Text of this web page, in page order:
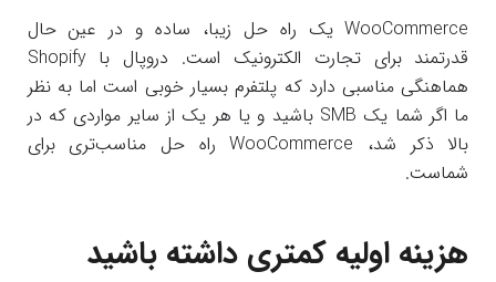
WooCommerce یک راه حل زیبا، ساده و در عین حال
قدرتمند برای تجارت الکترونیک است. دروپال با Shopify
هماهنگی مناسبی دارد که پلتفرم بسیار خوبی است اما به نظر
ما اگر شما یک SMB باشید و یا هر یک از سایر مواردی که در
بالا ذکر شد، WooCommerce راه حل مناسب‌تری برای
شماست.
هزینه اولیه کمتری داشته باشید